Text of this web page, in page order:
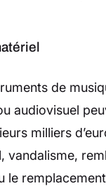
de
audiovisuel
milliers
vandalisme,
le